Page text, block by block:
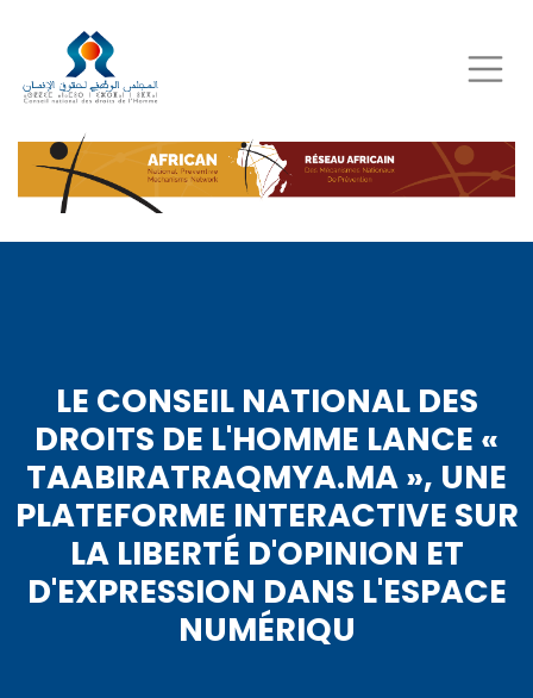
au
contenu
principal
LE CONSEIL NATIONAL DES
DROITS DE L'HOMME LANCE «
TAABIRATRAQMYA.MA », UNE
PLATEFORME INTERACTIVE SUR
LA LIBERTÉ D'OPINION ET
D'EXPRESSION DANS L'ESPACE
NUMÉRIQU